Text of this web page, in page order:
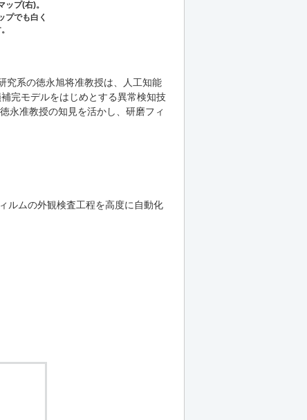
プ(右)。
プでも白く
究系の徳永旭将准教授は、人工知能
完モデルをはじめとする異常検知技
永准教授の知見を活かし、研磨フィ
ルムの外観検査工程を高度に自動化